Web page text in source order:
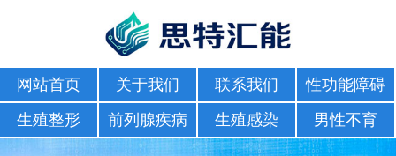
网站首页 关于我们 联系我们
性功能障碍
生殖整形
前列腺疾病 生殖感染 男性不育